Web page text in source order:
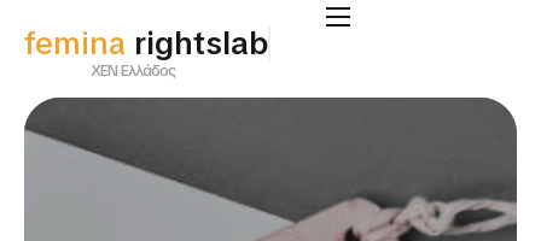
femina rightslab
ΧΕΝ Ελλάδος